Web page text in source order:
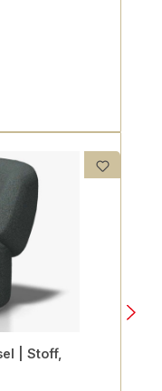
| Stoff,